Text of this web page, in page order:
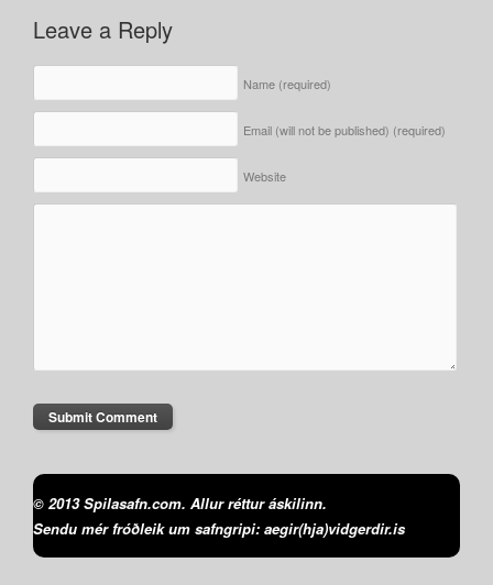
Leave a Reply
Name (required)
Email (will not be published) (required)
Website
© 2013 Spilasafn.com. Allur réttur áskilinn.
Sendu mér fróðleik um safngripi: aegir(hja)vidgerdir.is